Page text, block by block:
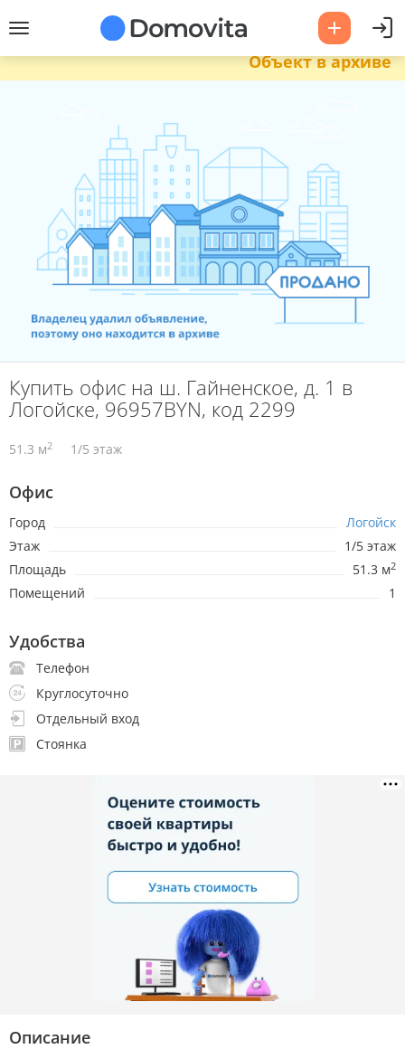
Объект в архиве
Купить офис на ш. Гайненское, д. 1 в
Логойске, 96957BYN, код 2299
51.3 м2 1/5 этаж
Офис
Город
Логойск
Этаж
1/5 этаж
Площадь
51.3 м2
Помещений 1
Удобства
Телефон
Круглосуточно
Отдельный вход
Стоянка
Описание